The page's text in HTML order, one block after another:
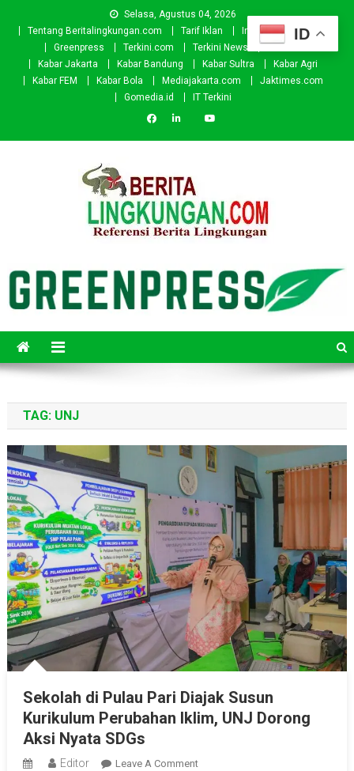
Selasa, Agustus 04, 2026
Tentang Beritalingkungan.com
Tarif Iklan Investor
Donasi
Greenpress
Terkini.com Terkini News
Kabar.id
Kabar Jakarta
Kabar Bandung Kabar Sultra
Kabar Agri
Kabar FEM
Kabar Bola Mediajakarta.com
Jaktimes.com
Gomedia.id
IT Terkini
TAG: UNJ
Sekolah di Pulau Pari Diajak Susun
Kurikulum Perubahan Iklim, UNJ Dorong
Aksi Nyata SDGs
Editor Leave A CommentOn
ID